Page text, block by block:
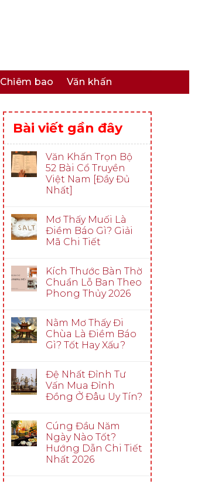
Chiêm bao Văn khấn
Bài viết gần đây
Văn Khấn Trọn Bộ
52 Bài Cổ Truyền
Việt Nam [Đầy Đủ
Nhất]
Mơ Thấy Muối Là
Điềm Báo Gì? Giải
Mã Chi Tiết
Kích Thước Bàn Thờ
Chuẩn Lỗ Ban Theo
Phong Thủy 2026
Nằm Mơ Thấy Đi
Chùa Là Điềm Báo
Gì? Tốt Hay Xấu?
Đệ Nhất Đỉnh Tư
Vấn Mua Đỉnh
Đồng Ở Đâu Uy Tín?
Cúng Đầu Năm
Ngày Nào Tốt?
Hướng Dẫn Chi Tiết
Nhất 2026